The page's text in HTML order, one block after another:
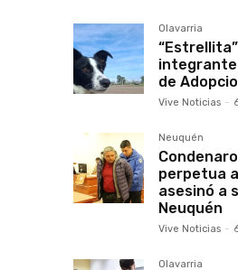
Olavarria
integrante
de
Vive Noticias -
Neuquén
perpetua
asesinó a
Neuquén
Vive Noticias -
Olavarria